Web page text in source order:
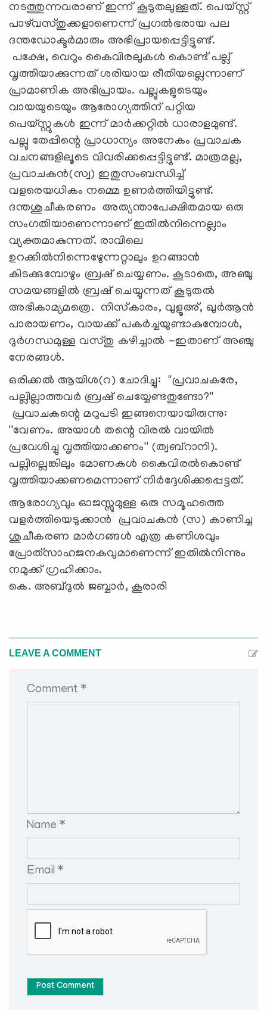
നടത്തുന്നവരാണ് ഇന്ന് കൂടുതലുള്ളത്. പെയ്സ്റ്റ്
പാഴ്‌വസ്തുക്കളാണെന്ന് പ്രഗല്‍ഭരായ പല
ദന്തഡോക്ടര്‍മാരും അഭിപ്രായപ്പെട്ടിട്ടുണ്ട്.
പക്ഷേ, വെറും കൈവിരലുകള്‍ കൊണ്ട് പല്ല്
വൃത്തിയാക്കുന്നത് ശരിയായ രീതിയല്ലെന്നാണ്
പ്രാമാണിക അഭിപ്രായം. പല്ലുകളുടെയും
വായയുടെയും ആരോഗ്യത്തിന് പറ്റിയ
പെയ്സ്റ്റുകള്‍ ഇന്ന് മാര്‍ക്കറ്റില്‍ ധാരാളമുണ്ട്.
പല്ലു തേപ്പിന്റെ പ്രാധാന്യം അനേകം പ്രവാചക
വചനങ്ങളിലൂടെ വിവരിക്കപ്പെട്ടിട്ടുണ്ട്. മാത്രമല്ല,
പ്രവാചകന്‍(സ്വ) ഇതുസംബന്ധിച്ച്
വളരെയധികം നമ്മെ ഉണര്‍ത്തിയിട്ടുണ്ട്.
ദന്തശുചീകരണം അത്യന്താപേക്ഷിതമായ ഒരു
സംഗതിയാണെന്നാണ് ഇതില്‍നിന്നെല്ലാം
വ്യക്തമാകുന്നത്. രാവിലെ
ഉറക്കില്‍നിന്നെഴുേന്നറ്റാലും ഉറങ്ങാന്‍
കിടക്കുമ്പോഴും ബ്രഷ് ചെയ്യണം. കൂടാതെ, അഞ്ചു
സമയങ്ങളില്‍ ബ്രഷ് ചെയ്യുന്നത് കൂടുതല്‍
അഭികാമ്യമത്രെ. നിസ്‌കാരം, വുളൂഅ്, ഖുര്‍ആന്‍
പാരായണം, വായക്ക് പകര്‍ച്ചയുണ്ടാകുമ്പോള്‍,
ദുര്‍ഗന്ധമുള്ള വസ്തു കഴിച്ചാല്‍ -ഇതാണ് അഞ്ചു
നേരങ്ങള്‍.
ഒരിക്കല്‍ ആയിശ(റ) ചോദിച്ചു: ''പ്രവാചകരേ,
പല്ലില്ലാത്തവര്‍ ബ്രഷ് ചെയ്യേണ്ടതുണ്ടോ?''
പ്രവാചകന്റെ മറുപടി ഇങ്ങനെയായിരുന്നു:
''വേണം. അയാള്‍ തന്റെ വിരല്‍ വായില്‍
പ്രവേശിച്ചു വൃത്തിയാക്കണം'' (ത്വബ്‌റാനി).
പല്ലില്ലെങ്കിലും മോണകള്‍ കൈവിരല്‍കൊണ്ട്
വൃത്തിയാക്കണമെന്നാണ് നിര്‍ദ്ദേശിക്കപ്പെട്ടത്.
ആരോഗ്യവും ഓജസ്സുമുള്ള ഒരു സമൂഹത്തെ
വളര്‍ത്തിയെടുക്കാന്‍ പ്രവാചകന്‍ (സ) കാണിച്ച
ശുചീകരണ മാര്‍ഗങ്ങള്‍ എത്ര കണിശവും
പ്രോത്‌സാഹജനകവുമാണെന്ന് ഇതില്‍നിന്നും
നമുക്ക് ഗ്രഹിക്കാം.
കെ. അബ്ദുല്‍ ജബ്ബാര്‍, കൂരാരി
LEAVE A COMMENT
Comment *
Name *
Email *
Post Comment